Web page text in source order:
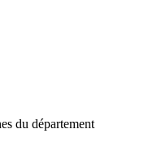
du département